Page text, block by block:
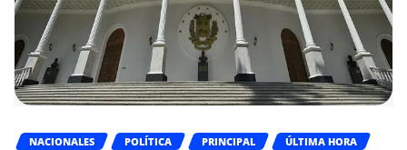
NACIONALES POLÍTICA PRINCIPAL ÚLTIMA HORA